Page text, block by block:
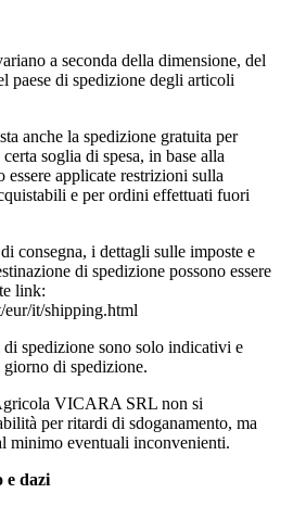
a seconda della dimensione, del
paese di spedizione degli articoli
anche la spedizione gratuita per
soglia di spesa, in base alla
essere applicate restrizioni sulla
e per ordini effettuati fuori
consegna, i dettagli sulle imposte e
di spedizione possono essere
link:
it/shipping.html
di spedizione sono solo indicativi e
di spedizione.
VICARA SRL non si
per ritardi di sdoganamento, ma
minimo eventuali inconvenienti.
e dazi